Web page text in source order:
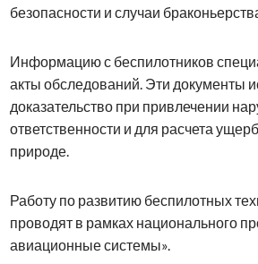
безопасности и случаи
Информацию с беспилотников
акты обследований. Эти документы
доказательство при привлечении
ответственности и для расчета
природе.
Работу по развитию беспилотных
проводят в рамках национального
авиационные системы».